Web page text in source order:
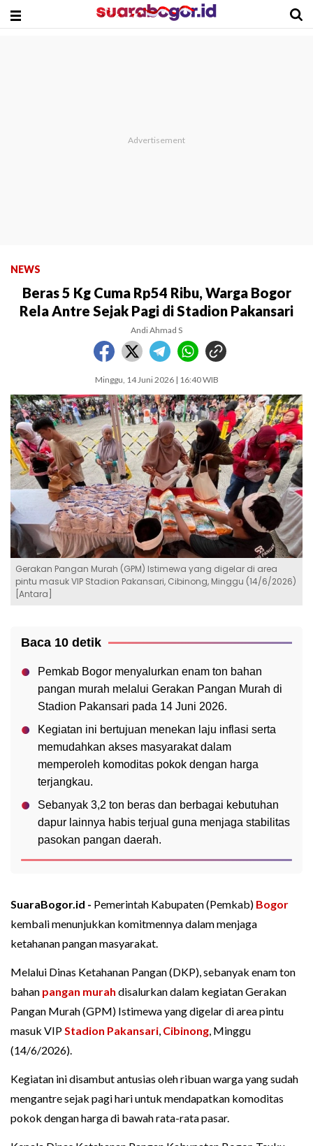
NEWS
Beras 5 Kg Cuma Rp54 Ribu, Warga Bogor
Rela Antre Sejak Pagi di Stadion Pakansari
Andi Ahmad S
Minggu, 14 Juni 2026 | 16:40 WIB
Gerakan Pangan Murah (GPM) Istimewa yang digelar di area
pintu masuk VIP Stadion Pakansari, Cibinong, Minggu (14/6/2026)
[Antara]
Baca 10 detik
Pemkab Bogor menyalurkan enam ton bahan
pangan murah melalui Gerakan Pangan Murah di
Stadion Pakansari pada 14 Juni 2026.
Kegiatan ini bertujuan menekan laju inflasi serta
memudahkan akses masyarakat dalam
memperoleh komoditas pokok dengan harga
terjangkau.
Sebanyak 3,2 ton beras dan berbagai kebutuhan
dapur lainnya habis terjual guna menjaga stabilitas
pasokan pangan daerah.
SuaraBogor.id - Pemerintah Kabupaten (Pemkab) Bogor
kembali menunjukkan komitmennya dalam menjaga
ketahanan pangan masyarakat.
Melalui Dinas Ketahanan Pangan (DKP), sebanyak enam ton
bahan pangan murah disalurkan dalam kegiatan Gerakan
Pangan Murah (GPM) Istimewa yang digelar di area pintu
masuk VIPStadion Pakansari, Cibinong, Minggu
(14/6/2026).
Kegiatan ini disambut antusias oleh ribuan warga yang sudah
mengantre sejak pagi hari untuk mendapatkan komoditas
pokok dengan harga di bawah rata-rata pasar.